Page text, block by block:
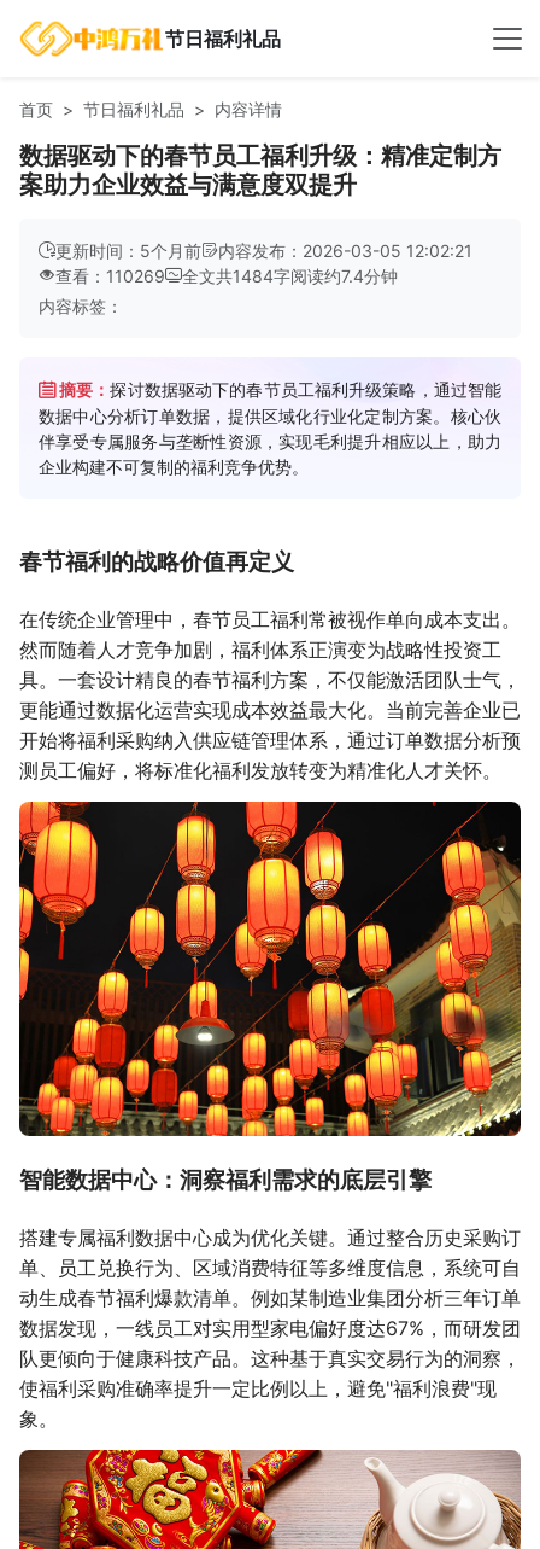
节日福利礼品
首页 节日福利礼品 内容详情
数据驱动下的春节员工福利升级：精准定制方
案助力企业效益与满意度双提升
更新时间：5个月前
内容发布：2026-03-05 12:02:21
查看：110269
全文共1484字阅读约7.4分钟
内容标签：
摘要：探讨数据驱动下的春节员工福利升级策略，通过智能
数据中心分析订单数据，提供区域化行业化定制方案。核心伙
伴享受专属服务与垄断性资源，实现毛利提升相应以上，助力
企业构建不可复制的福利竞争优势。
春节福利的战略价值再定义
在传统企业管理中，春节员工福利常被视作单向成本支出。
然而随着人才竞争加剧，福利体系正演变为战略性投资工
具。一套设计精良的春节福利方案，不仅能激活团队士气，
更能通过数据化运营实现成本效益最大化。当前完善企业已
开始将福利采购纳入供应链管理体系，通过订单数据分析预
测员工偏好，将标准化福利发放转变为精准化人才关怀。
智能数据中心：洞察福利需求的底层引擎
搭建专属福利数据中心成为优化关键。通过整合历史采购订
单、员工兑换行为、区域消费特征等多维度信息，系统可自
动生成春节福利爆款清单。例如某制造业集团分析三年订单
数据发现，一线员工对实用型家电偏好度达67%，而研发团
队更倾向于健康科技产品。这种基于真实交易行为的洞察，
使福利采购准确率提升一定比例以上，避免"福利浪费"现
象。